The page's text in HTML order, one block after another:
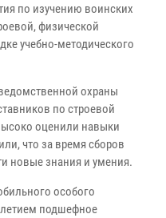
по изучению воинских
физической
учебно-методического
охраны
по строевой
оценили навыки
что за время сборов
новые знания и умения.
особого
летием подшефное